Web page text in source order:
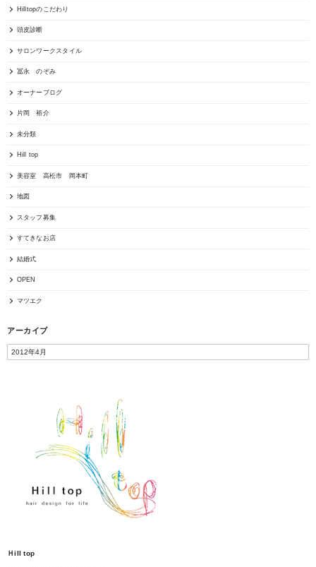
Hilltopのこだわり
頭皮診断
サロンワークスタイル
冨永 のぞみ
オーナーブログ
片岡 裕介
未分類
Hill top
美容室 高松市 岡本町
地図
スタッフ募集
すてきなお店
結婚式
OPEN
マツエク
アーカイブ
Ｈill top